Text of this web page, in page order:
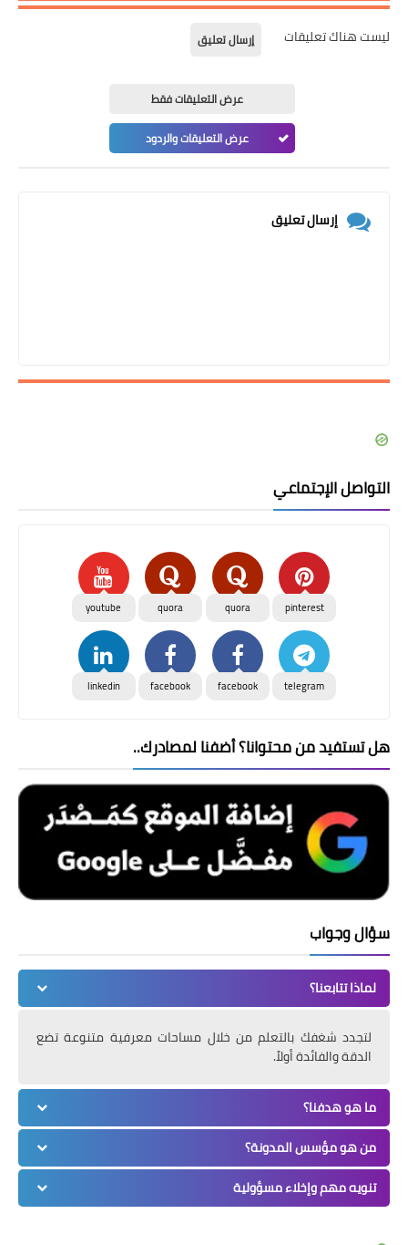
ليست هناك تعليقات إرسال تعليق
عرض التعليقات فقط
عرض التعليقات والردود
إرسال تعليق
التواصل الإجتماعي
pinterest
quora
quora
youtube
telegram
facebook
facebook
linkedin
هل تستفيد من محتوانا؟ أضفنا لمصادرك..
سؤال وجواب
لماذا تتابعنا؟
لتجدد شغفك بالتعلم من خلال مساحات معرفية متنوعة تضع
الدقة والفائدة أولاً.
ما هو هدفنا؟
من هو مؤسس المدونة؟
تنويه مهم وإخلاء مسؤولية